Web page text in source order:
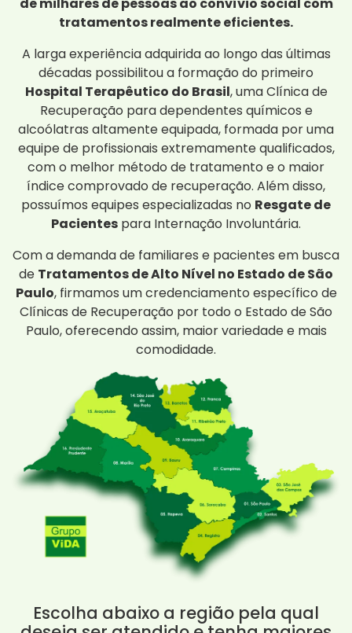
de milhares de pessoas ao convívio social com
tratamentos realmente eficientes.
A larga experiência adquirida ao longo das últimas
décadas possibilitou a formação do primeiro
Hospital Terapêutico do Brasil, uma Clínica de
Recuperação para dependentes químicos e
alcoólatras altamente equipada, formada por uma
equipe de profissionais extremamente qualificados,
com o melhor método de tratamento e o maior
índice comprovado de recuperação. Além disso,
possuímos equipes especializadas no Resgate de
Pacientes para Internação Involuntária.
Com a demanda de familiares e pacientes em busca
de Tratamentos de Alto Nível no Estado de São
Paulo, firmamos um credenciamento específico de
Clínicas de Recuperação por todo o Estado de São
Paulo, oferecendo assim, maior variedade e mais
comodidade.
Escolha abaixo a região pela qual